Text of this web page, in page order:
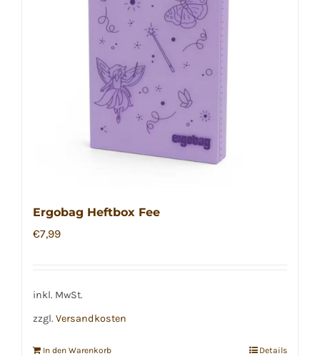
Ergobag Heftbox Fee
€7,99
inkl. MwSt.
zzgl. Versandkosten
In den Warenkorb Details